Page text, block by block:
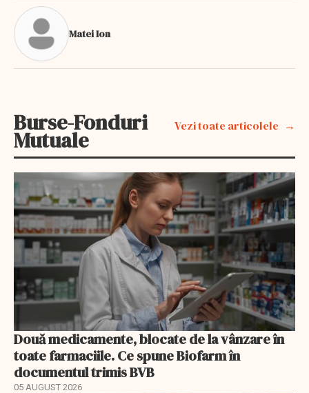
Matei Ion
Burse-Fonduri
Mutuale
Vezi toate articolele
Două medicamente, blocate de la vânzare în
toate farmaciile. Ce spune Biofarm în
documentul trimis BVB
05 AUGUST 2026